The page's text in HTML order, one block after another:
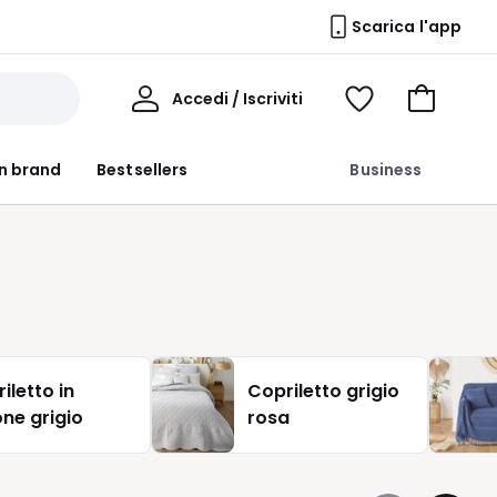
Scarica l'app
brand Bestsellers Business
Accedi / Iscriviti
Voir
Vai
in
grigio
Copriletto grigio
rosa